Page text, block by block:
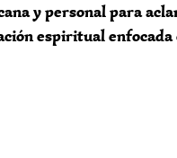
y personal para
espiritual